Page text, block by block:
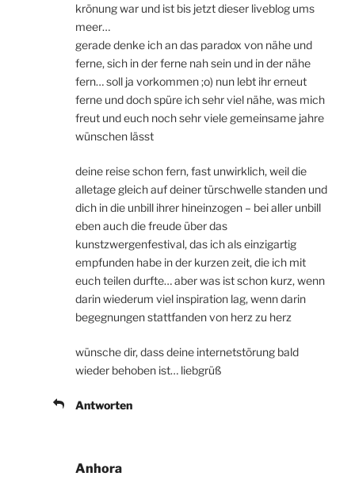
krönung war und ist bis jetzt dieser liveblog ums
meer…
gerade denke ich an das paradox von nähe und
ferne, sich in der ferne nah sein und in der nähe
fern… soll ja vorkommen ;o) nun lebt ihr erneut
ferne und doch spüre ich sehr viel nähe, was mich
freut und euch noch sehr viele gemeinsame jahre
wünschen lässt
deine reise schon fern, fast unwirklich, weil die
alletage gleich auf deiner türschwelle standen und
dich in die unbill ihrer hineinzogen – bei aller unbill
eben auch die freude über das
kunstzwergenfestival, das ich als einzigartig
empfunden habe in der kurzen zeit, die ich mit
euch teilen durfte… aber was ist schon kurz, wenn
darin wiederum viel inspiration lag, wenn darin
begegnungen stattfanden von herz zu herz
wünsche dir, dass deine internetstörung bald
wieder behoben ist… liebgrüß
Antworten
Anhora